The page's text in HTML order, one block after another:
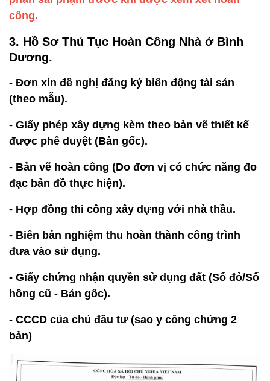
công.
3. Hồ Sơ Thủ Tục Hoàn Công Nhà ở Bình
Dương.
- Đơn xin đề nghị đăng ký biến động tài sản
(theo mẫu).
- Giấy phép xây dựng kèm theo bản vẽ thiết kế
được phê duyệt (Bản gốc).
- Bản vẽ hoàn công (Do đơn vị có chức năng đo
đạc bản đồ thực hiện).
- Hợp đồng thi công xây dựng với nhà thầu.
- Biên bản nghiệm thu hoàn thành công trình
đưa vào sử dụng.
- Giấy chứng nhận quyền sử dụng đất (Sổ đỏ/Sổ
hồng cũ - Bản gốc).
- CCCD của chủ đầu tư (sao y công chứng 2
bản)